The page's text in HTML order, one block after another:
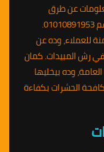
عن طرق
المكافحة المتاحة، ممكن تتصل على الرقم 01010891953.
للعملاء، وده عن
رش المبيدات. كمان
وده بيخليها
الحشرات بكفاءة